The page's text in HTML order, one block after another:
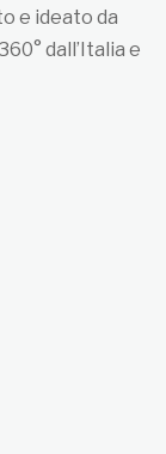
e ideato da
dall’Italia e